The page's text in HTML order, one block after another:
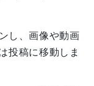
し、画像や動画
投稿に移動しま